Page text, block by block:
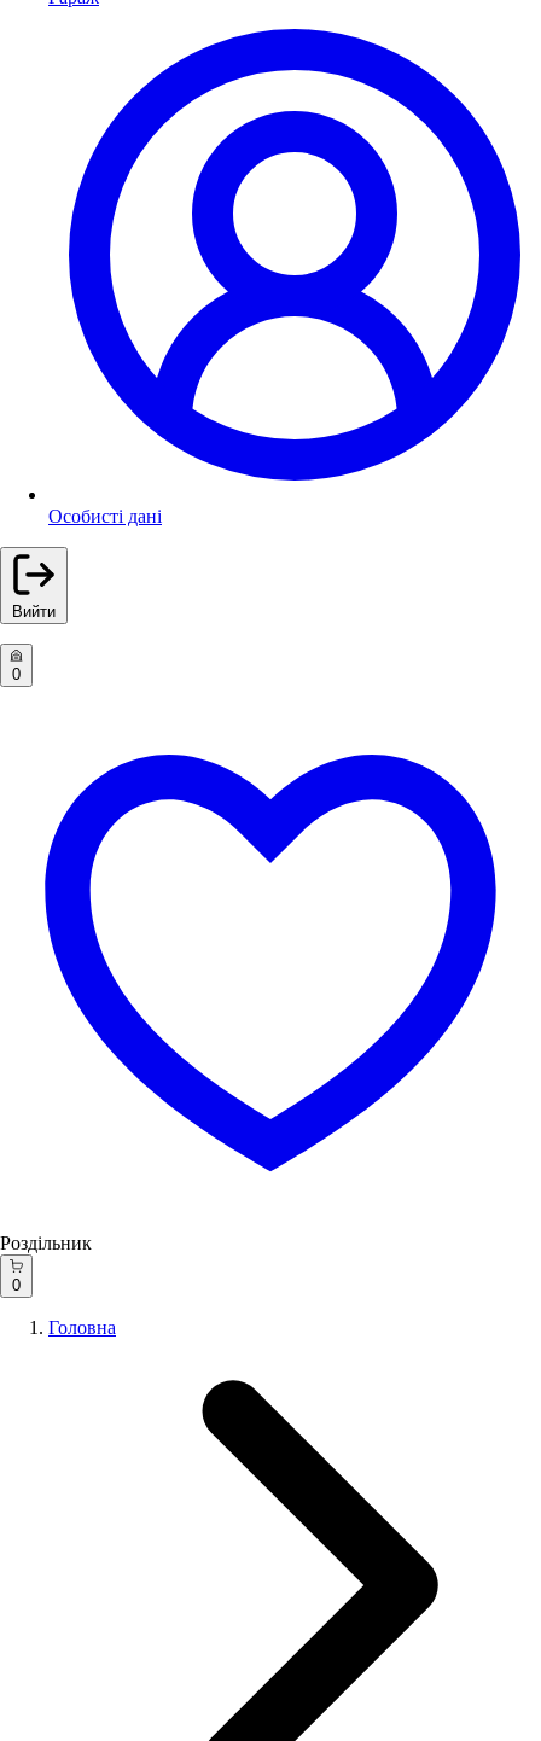
Особисті дані
Вийти
0
Роздільник
0
Головна